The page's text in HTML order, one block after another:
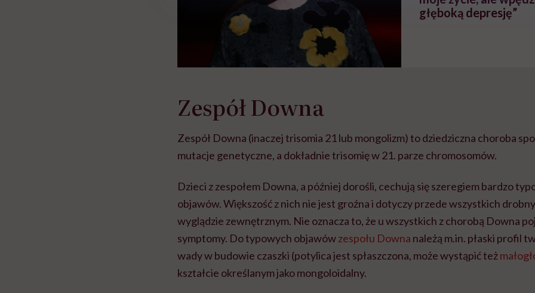
głęboką depresję”
Zespół Downa
Zespół Downa (inaczej trisomia 21 lub mongolizm) to dziedziczna choroba
mutacje genetyczne, a dokładnie trisomię w 21. parze chromosomów.
Dzieci z zespołem Downa, a później dorośli, cechują się szeregiem bardzo
objawów. Większość z nich nie jest groźna i dotyczy przede wszystkich
wyglądzie zewnętrznym. Nie oznacza to, że u wszystkich z chorobą Downa
symptomy. Do typowych objawówzespołu Downa należą m.in. płaski profil
wady w budowie czaszki (potylica jest spłaszczona, może wystąpić też
kształcie określanym jako mongoloidalny.